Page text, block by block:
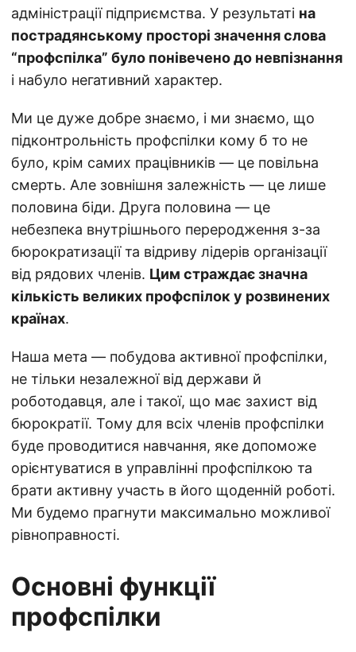
адміністрації підприємства. У результаті на
пострадянському просторі значення слова
“профспілка” було понівечено до невпізнання
і набуло негативний характер.
Ми це дуже добре знаємо, і ми знаємо, що
підконтрольність профспілки кому б то не
було, крім самих працівників — це повільна
смерть. Але зовнішня залежність — це лише
половина біди. Друга половина — це
небезпека внутрішнього переродження з-за
бюрократизації та відриву лідерів організації
від рядових членів. Цим страждає значна
кількість великих профспілок у розвинених
країнах.
Наша мета — побудова активної профспілки,
не тільки незалежної від держави й
роботодавця, але і такої, що має захист від
бюрократії. Тому для всіх членів профспілки
буде проводитися навчання, яке допоможе
орієнтуватися в управлінні профспілкою та
брати активну участь в його щоденній роботі.
Ми будемо прагнути максимально можливої
рівноправності.
Основні функції
профспілки